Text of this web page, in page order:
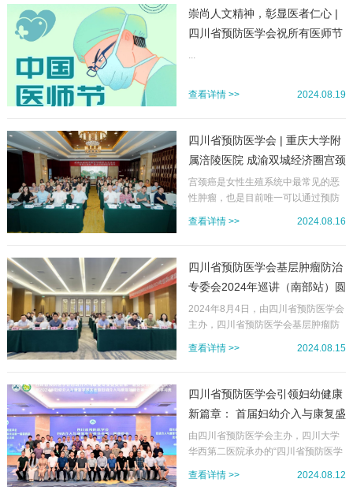
曹文斋教授担任会议主持，常务委员
曾良帮教授和委员何军教授担任授课
专家。会议还邀请...
办的“四川省预防医学会妇女疾病与不
孕防控分会2024年学术会议暨第六届
生殖健康与不孕相关疾病培训班”在巴
共同探讨妇女健康与不孕领域的最新
上，四川省预防医学会何树森副会长
发表了热情洋溢的讲话，强调了妇女
健康...
崇尚人文精神，彰显医者仁心 |
四川省预防医学会祝所有医师节
...
查看详情 >> 2024.08.19
四川省预防医学会 | 重庆大学附
属涪陵医院 成渝双城经济圈宫颈
癌防治进展交流会顺利召开
宫颈癌是女性生殖系统中最常见的恶
性肿瘤，也是目前唯一可以通过预防
中，宫颈癌发病率已显著降低，这主
康复等综合措施的实施。为加快构建
渝健康圈”，让双城经济圈群众有更多
获得感、幸福感，四川省预防医学
会、成都市第三人民医院、重庆大学
在涪陵联合举办了“成渝双城经济圈宫
学术交流活动邀请了四川省人民政府
参事、国家肿瘤学临床重点专科/四川
省...
查看详情 >> 2024.08.16
四川省预防医学会基层肿瘤防治
专委会2024年巡讲（南部站）圆
满落幕
2024年8月4日，由四川省预防医学会
主办，四川省预防医学会基层肿瘤防
人民医院肿瘤科、南部县人民医院承
专委会2024年巡讲（南部站）”在四川
邀请到四川省预防医学会基层肿瘤防
治专委会主任委员/成都中医药大学附
属第五人民医院肿瘤科主任何朗教
医学院第一附属医院任涛教授、成都
查看详情 >> 2024.08.15
四川省预防医学会引领妇幼健康
新篇章： 首届妇幼介入与康复盛
会圆满落幕
由四川省预防医学会主办，四川大学
华西第二医院承办的“四川省预防医学
委员会选举成立大会暨2024年妇幼介
查看详情 >> 2024.08.12